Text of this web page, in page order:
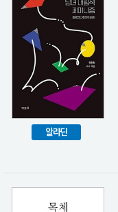
알라딘